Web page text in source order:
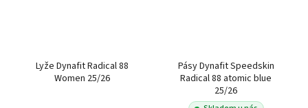
Lyže Dynafit Radical 88
Women 25/26
Pásy Dynafit Speedskin
Radical 88 atomic blue
25/26